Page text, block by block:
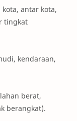
kota, antar kota,
tingkat
kendaraan,
berat,
berangkat).